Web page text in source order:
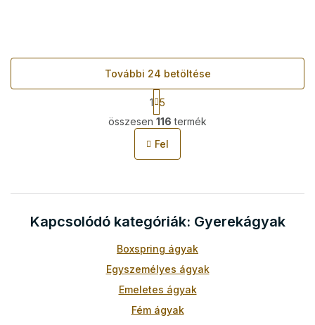
L
i
s
r
n
í
á
s
l
További 24 betöltése
L
a
p
o
z
1 5
összesen 116 termék
Fel
Kapcsolódó kategóriák: Gyerekágyak
Boxspring ágyak
Egyszemélyes ágyak
Emeletes ágyak
Fém ágyak